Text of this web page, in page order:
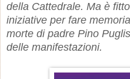
della Cattedrale. Ma è
iniziative per fare
morte di padre Pino
delle manifestazioni.